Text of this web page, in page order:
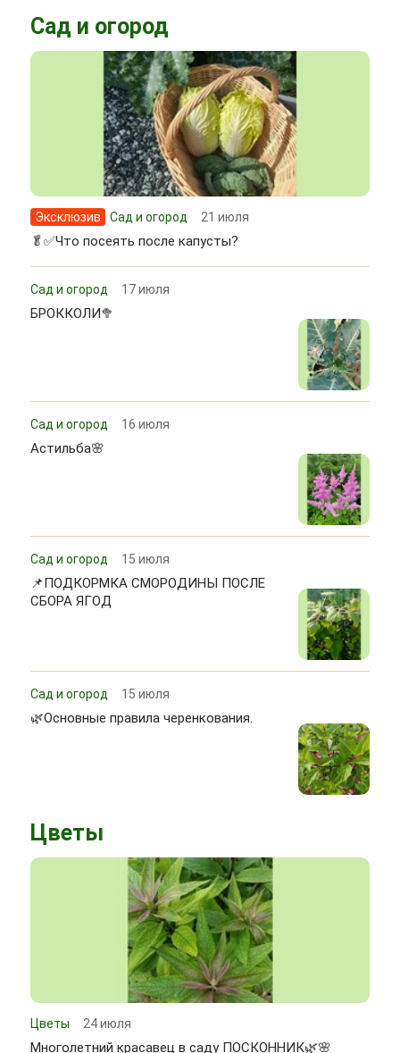
Сад и огород
Эксклюзив Сад и огород 21 июля
🥬✅Что посеять после капусты?
Сад и огород 17 июля
БРОККОЛИ🥦
Сад и огород 16 июля
Астильба🌸
Сад и огород 15 июля
📌ПОДКОРМКА СМОРОДИНЫ ПОСЛЕ
СБОРА ЯГОД
Сад и огород 15 июля
🌿Основные правила черенкования.
Цветы
Цветы 24 июля
Многолетний красавец в саду ПОСКОННИК🌿🌸